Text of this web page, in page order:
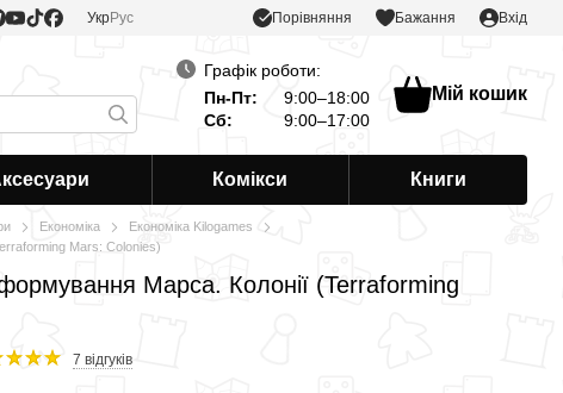
УкрРус Порівняння Бажання Вхід
Графік роботи:
Пн-Пт:
9:00–18:00
Сб:
9:00–17:00
Мій кошик
Комікси Книги
Економіка
Економіка Kilogames
Mars: Colonies)
Марса. Колонії (Terraforming
7 відгуків